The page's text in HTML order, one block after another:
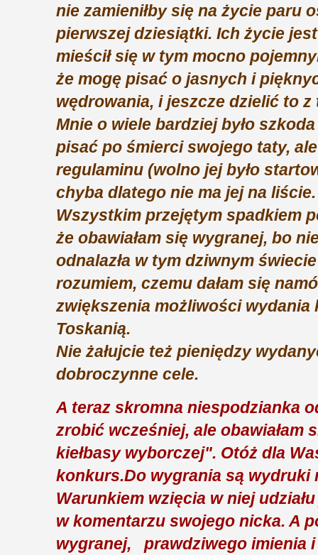
nie zamieniłby się na życie paru
pierwszej dziesiątki. Ich życie
mieścił się w tym mocno
że mogę pisać o jasnych i
wędrowania, i jeszcze dzielić to
Mnie o wiele bardziej było
pisać po śmierci swojego taty,
regulaminu (wolno jej było
chyba dlatego nie ma jej na
Wszystkim przejętym spadkiem
że obawiałam się wygranej, bo
odnalazła w tym dziwnym
rozumiem, czemu dałam się
zwiększenia możliwości wydania
Toskanią.
Nie żałujcie też pieniędzy
dobroczynne cele.
A teraz skromna niespodzianka
zrobić wcześniej, ale obawiałam
kiełbasy wyborczej". Otóż dla
konkurs.Do wygrania są wydruki
Warunkiem wzięcia w niej
w komentarzu swojego nicka. A
wygranej, prawdziwego imienia